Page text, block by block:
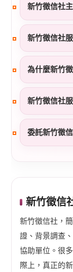
新竹徵信社
新竹徵信社
為什麼新竹
新竹徵信社
委託新竹徵
新竹徵信
新竹徵信社，
證、背景調查
協助單位。很
際上，真正的